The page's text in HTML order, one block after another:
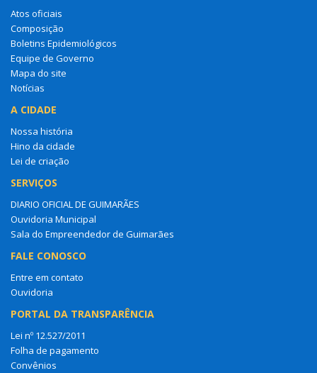
Atos oficiais
Composição
Boletins Epidemiológicos
Equipe de Governo
Mapa do site
Notícias
A CIDADE
Nossa história
Hino da cidade
Lei de criação
SERVIÇOS
DIARIO OFICIAL DE GUIMARÃES
Ouvidoria Municipal
Sala do Empreendedor de Guimarães
FALE CONOSCO
Entre em contato
Ouvidoria
PORTAL DA TRANSPARÊNCIA
Lei nº 12.527/2011
Folha de pagamento
Convênios